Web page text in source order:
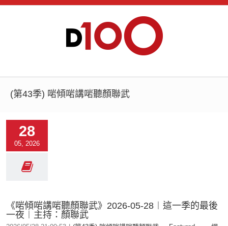
(第43季) 啱傾啱講啱聽顏聯武
28
05, 2026
《啱傾啱講啱聽顏聯武》2026-05-28︱這一季的最後
一夜︱主持：顏聯武